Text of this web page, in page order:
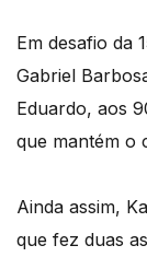
Em desafio da
Gabriel
Eduardo, aos
que mantém o
Ainda assim,
que fez duas